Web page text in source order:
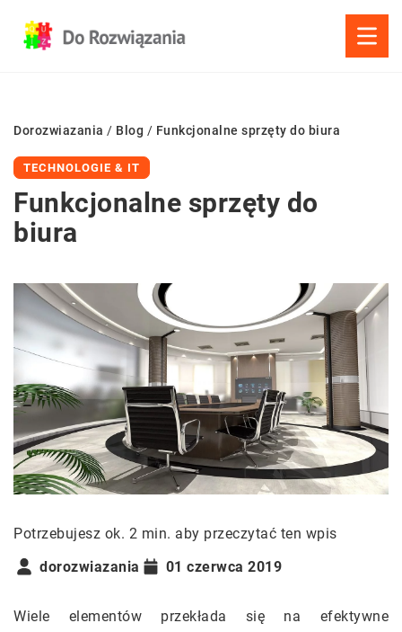
Dorozwiazania / Blog / Funkcjonalne sprzęty do biura
TECHNOLOGIE & IT
Funkcjonalne sprzęty do
biura
Potrzebujesz ok. 2 min. aby przeczytać ten wpis
dorozwiazania
01 czerwca 2019
Wiele elementów przekłada się na efektywne